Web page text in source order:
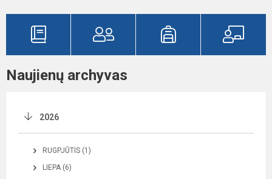
Naujienų archyvas
2026
RUGPJŪTIS (1)
LIEPA (6)